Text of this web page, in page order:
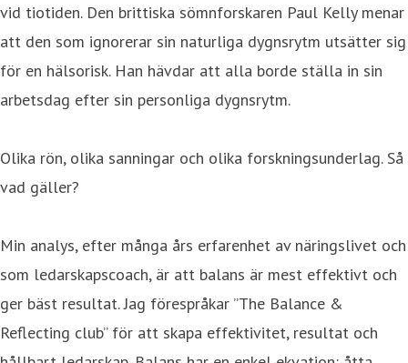
vid tiotiden. Den brittiska sömnforskaren Paul Kelly menar
att den som ignorerar sin naturliga dygnsrytm utsätter sig
för en hälsorisk. Han hävdar att alla borde ställa in sin
arbetsdag efter sin personliga dygnsrytm.
Olika rön, olika sanningar och olika forskningsunderlag. Så
vad gäller?
Min analys, efter många års erfarenhet av näringslivet och
som ledarskapscoach, är att balans är mest effektivt och
ger bäst resultat. Jag förespråkar ”The Balance &
Reflecting club” för att skapa effektivitet, resultat och